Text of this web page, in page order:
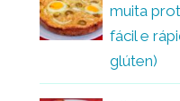
muita
fácil e
glúten)